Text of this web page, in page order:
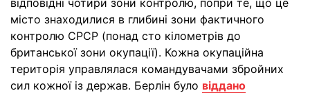
місто знаходилися в глибині зони фактичного
контролю СРСР (понад сто кілометрів до
британської зони окупації). Кожна окупаційна
територія управлялася командувачами збройних
сил кожної із держав. Берлін було віддано